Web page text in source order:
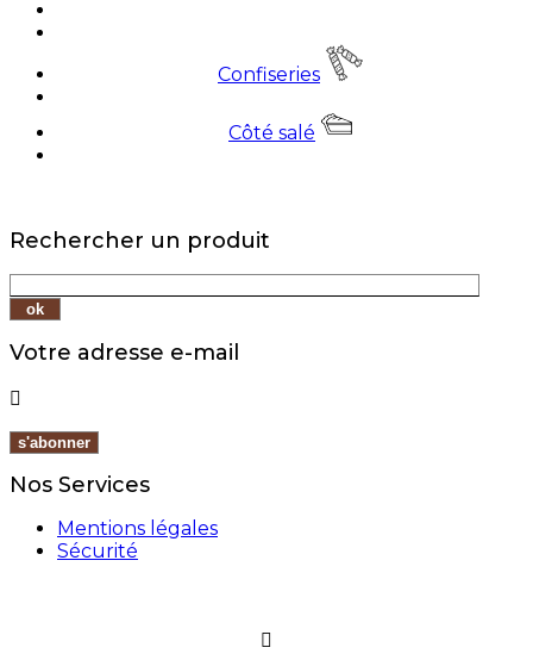
Confiseries
Côté salé
Rechercher un produit
Votre adresse e-mail

Nos Services
Mentions légales
Sécurité